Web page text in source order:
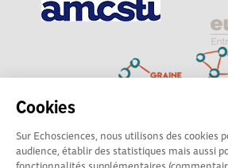
Cookies
Sur Echosciences, nous utilisons des cookies
audience, établir des statistiques mais aussi
Explorer, s’exprimer, rentrer en
Hauts-de-France est le réseau social